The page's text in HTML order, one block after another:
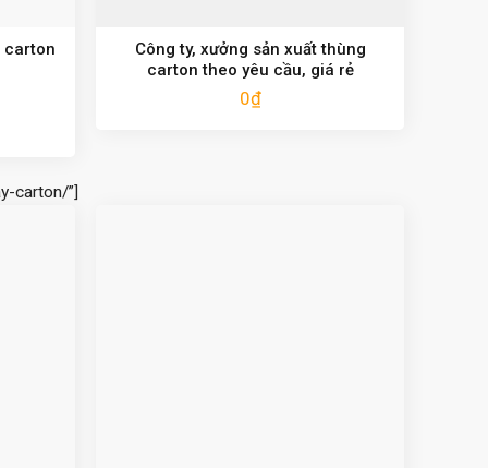
carton
Công ty, xưởng sản xuất thùng
carton theo yêu cầu, giá rẻ
0₫
carton/”]